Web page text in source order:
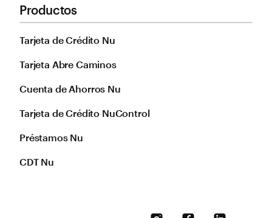
Productos
Tarjeta de Crédito Nu
Tarjeta Abre Caminos
Cuenta de Ahorros Nu
Tarjeta de Crédito NuControl
Préstamos Nu
CDT Nu